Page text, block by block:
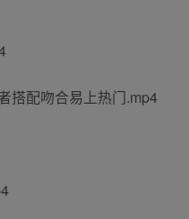
搭配吻合易上热门.mp4